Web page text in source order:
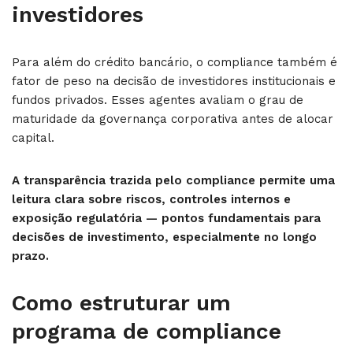
investidores
Para além do crédito bancário, o compliance também é
fator de peso na decisão de investidores institucionais e
fundos privados. Esses agentes avaliam o grau de
maturidade da governança corporativa antes de alocar
capital.
A transparência trazida pelo compliance permite uma
leitura clara sobre riscos, controles internos e
exposição regulatória — pontos fundamentais para
decisões de investimento, especialmente no longo
prazo.
Como estruturar um
programa de compliance